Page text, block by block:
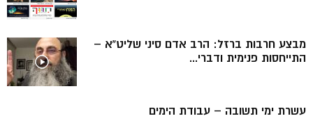
מבצע חרבות ברזל: הרב אדם סיני שליט”א –
התייחסות פנימית ודברי...
עשרת ימי תשובה – עבודת הימים